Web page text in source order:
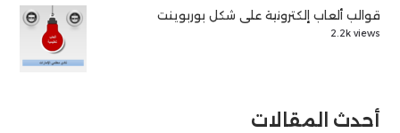
قوالب ألعاب إلكترونية على شكل بوربوينت
2.2k views
أحدث المقالات